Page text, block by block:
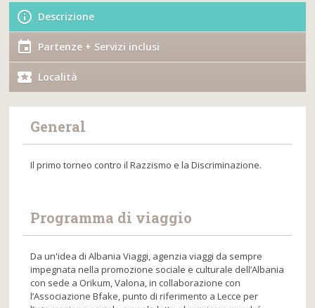
Descrizione
Partenze + Servizi inclusi
Località
General
Il primo torneo contro il Razzismo e la Discriminazione.
Programma di viaggio
Da un'idea di Albania Viaggi, agenzia viaggi da sempre
impegnata nella promozione sociale e culturale dell’Albania
con sede a Orikum, Valona, in collaborazione con
l’Associazione Bfake, punto di riferimento a Lecce per